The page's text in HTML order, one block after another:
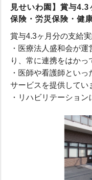
見せいわ園】賞与
保険・労災保険・健
賞与4.3ヶ月分の支給
・医療法人盛和会が
り、常に連携をはかっ
・医師や看護師とい
サービスを提供してい
・リハビリテーション